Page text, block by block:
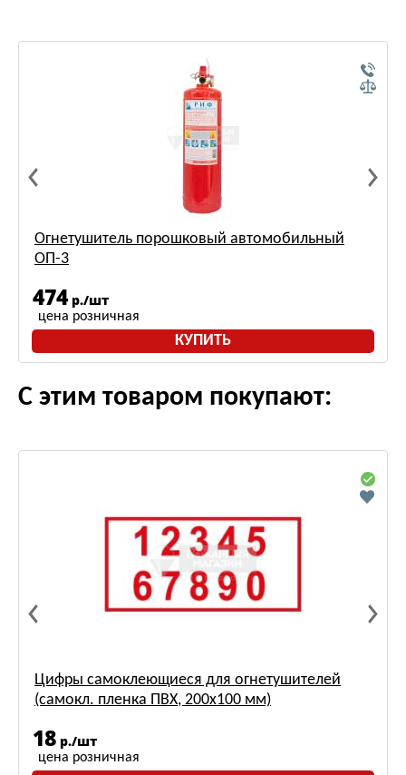
Огнетушитель порошковый автомобильный
ОП-3
474 р./шт
цена розничная
КУПИТЬ
С этим товаром покупают:
Цифры самоклеющиеся для огнетушителей
(самокл. пленка ПВХ, 200х100 мм)
18 р./шт
цена розничная